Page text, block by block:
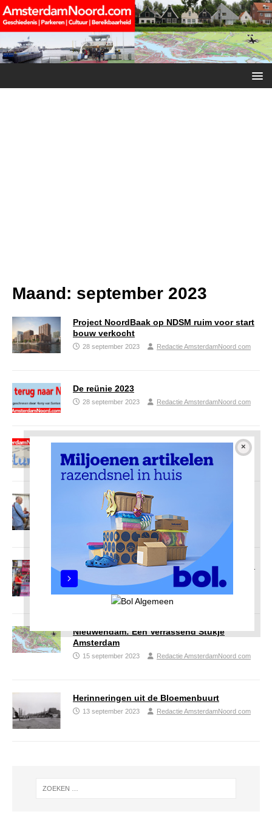
Maand: september 2023
Project NoordBaak op NDSM ruim voor start
bouw verkocht
28 september 2023 Redactie AmsterdamNoord com
De reünie 2023
28 september 2023 Redactie AmsterdamNoord com
Columns Amsterdam Noord
28 september 2023 Redactie AmsterdamNoord com
Burgemeester Halsema ontvangt
‘Monsterverbond’
15 september 2023 Redactie AmsterdamNoord com
Buurtverenigingen sluiten zich massaal aan
Redactie AmsterdamNoord com
Nieuwendam: Een Verrassend Stukje
Amsterdam
15 september 2023 Redactie AmsterdamNoord com
Herinneringen uit de Bloemenbuurt
13 september 2023 Redactie AmsterdamNoord com